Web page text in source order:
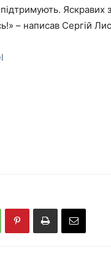
Яскравих
– написав Сергій